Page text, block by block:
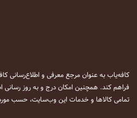
کافه‌یاب به عنوان مرجع معرفی و اطلاع‌رسانی کافه‌های ایران، در تابستان ۹۳ فعالیت خود را
فراهم کند. همچنین امکان درج و به روز
تمامی کالاها و خدمات این وب‌سایت، حسب